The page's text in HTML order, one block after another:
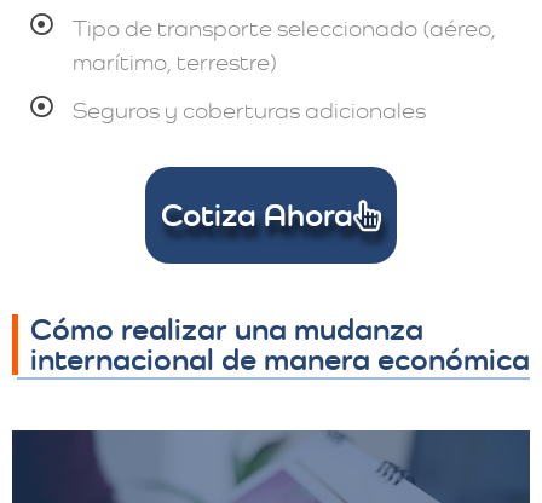
Tipo de transporte seleccionado (aéreo,
marítimo, terrestre)
Seguros y coberturas adicionales
Cotiza Ahora
Cómo realizar una mudanza
internacional de manera económica